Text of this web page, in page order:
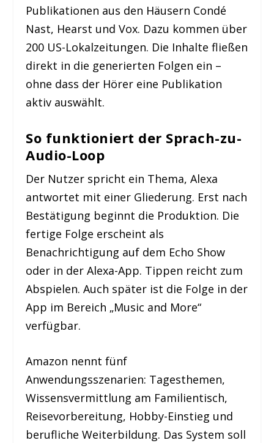
Publikationen aus den Häusern Condé
Nast, Hearst und Vox. Dazu kommen über
200 US-Lokalzeitungen. Die Inhalte fließen
direkt in die generierten Folgen ein –
ohne dass der Hörer eine Publikation
aktiv auswählt.
So funktioniert der Sprach-zu-
Audio-Loop
Der Nutzer spricht ein Thema, Alexa
antwortet mit einer Gliederung. Erst nach
Bestätigung beginnt die Produktion. Die
fertige Folge erscheint als
Benachrichtigung auf dem Echo Show
oder in der Alexa-App. Tippen reicht zum
Abspielen. Auch später ist die Folge in der
App im Bereich „Music and More“
verfügbar.
Amazon nennt fünf
Anwendungsszenarien: Tagesthemen,
Wissensvermittlung am Familientisch,
Reisevorbereitung, Hobby-Einstieg und
berufliche Weiterbildung. Das System soll